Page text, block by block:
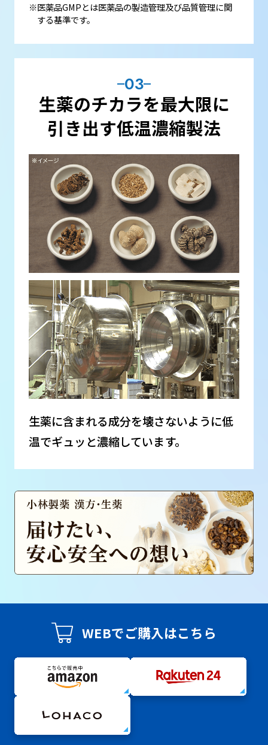
※医薬品GMPとは医薬品の製造管理及び品質管理に関
する基準です。
03
生薬のチカラを最大限に
引き出す低温濃縮製法
生薬に含まれる成分を壊さないように低
温でギュッと濃縮しています。
WEBでご購入はこちら